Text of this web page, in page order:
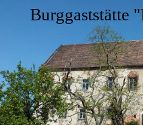
Burggaststätte